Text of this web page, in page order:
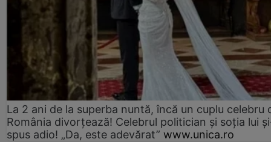
La 2 ani de la superba nuntă, încă un cuplu celebru
România divorțează! Celebrul politician și soția lui
spus adio! „Da, este adevărat” www.unica.ro